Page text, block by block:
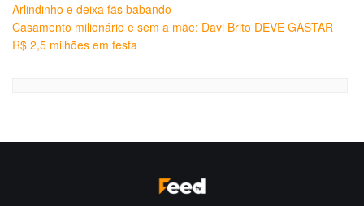
Arlindinho e deixa fãs babando
Casamento milionário e sem a mãe: Davi Brito DEVE GASTAR
R$ 2,5 milhões em festa